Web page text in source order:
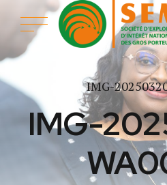
IMG-
IMG-